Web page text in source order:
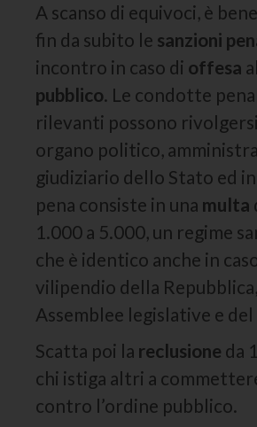
A scanso di equivoci, è
fin da subito le sanzioni
incontro in caso di offesa
pubblico. Le condotte
rilevanti possono
organo politico,
giudiziario dello Stato ed
pena consiste in una multa
1.000 a 5.000, un regime
che è identico anche in
vilipendio della
Assemblee legislative e
Scatta poi la reclusione da
chi istiga altri a
contro l’ordine pubblico.